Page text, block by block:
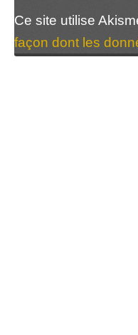
Ce site utilise
façon dont les